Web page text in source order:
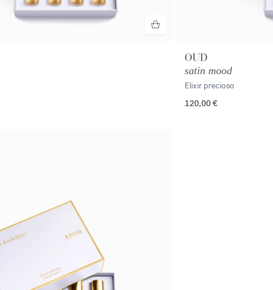
OUD
satin mood
Elixir precioso
120,00 €